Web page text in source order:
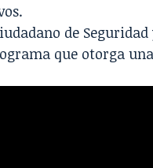
.
de
que otorga